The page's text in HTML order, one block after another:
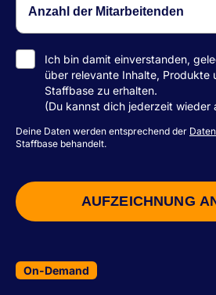
On-Demand
Ich bin damit einverstanden,
über relevante Inhalte, Produkte
Staffbase zu erhalten.
(Du kannst dich jederzeit wieder
Deine Daten werden entsprechend der
Staffbase behandelt.